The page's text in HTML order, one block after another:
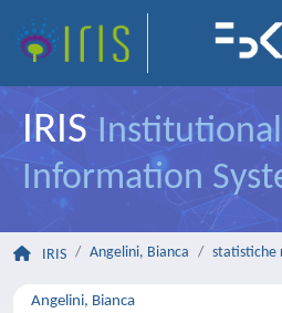
IRIS
Information
IRIS Angelini, Bianca statistiche
Angelini, Bianca